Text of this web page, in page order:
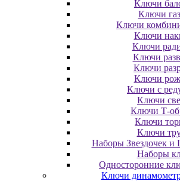
Ключи
Ключи
Ключи
Ключи
Ключи
Ключи
Ключи
Ключи
Ключи с
Ключи
Ключи Т-
Ключи
Ключи
Наборы Звездочек и
Наборы
Односторонние
Ключи